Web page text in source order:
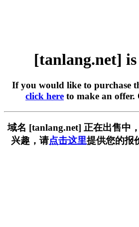
[tanlang.net]
If you would like to purchase
click here to make an offer.
域名 [tanlang.net] 正在出售中
兴趣，请点击这里提供您的报